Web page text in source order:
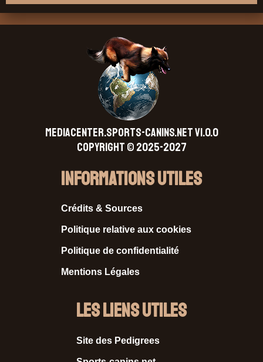
MEDIACENTER.SPORTS-CANINS.NET V1.0.0
Copyright © 2025-2027
Informations Utiles
Crédits & Sources
Politique relative aux cookies
Politique de confidentialité
Mentions Légales
Les liens utiles
Site des Pedigrees